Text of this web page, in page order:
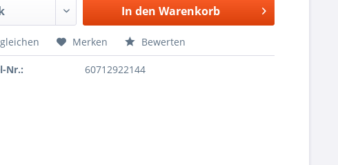
In den Warenkorb
Merken Bewerten
Nr.: 60712922144